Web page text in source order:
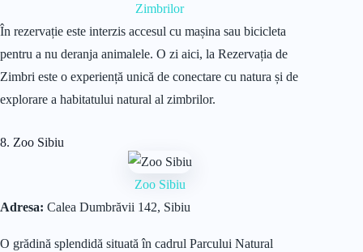
Zimbrilor
În rezervație este interzis accesul cu mașina sau bicicleta
pentru a nu deranja animalele. O zi aici, la Rezervația de
Zimbri este o experiență unică de conectare cu natura și de
explorare a habitatului natural al zimbrilor.
8. Zoo Sibiu
Zoo Sibiu
Adresa: Calea Dumbrăvii 142, Sibiu
O grădină splendidă situată în cadrul Parcului Natural